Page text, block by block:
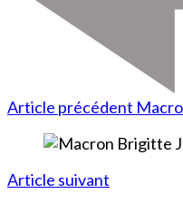
Article précédent
Article suivant